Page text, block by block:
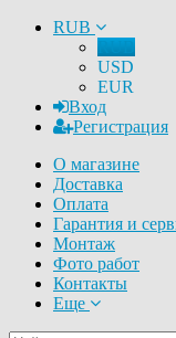
RUB
RUB
USD
EUR
Вход
Регистрация
О магазине
Доставка
Оплата
Гарантия и
Монтаж
Фото работ
Контакты
Еще